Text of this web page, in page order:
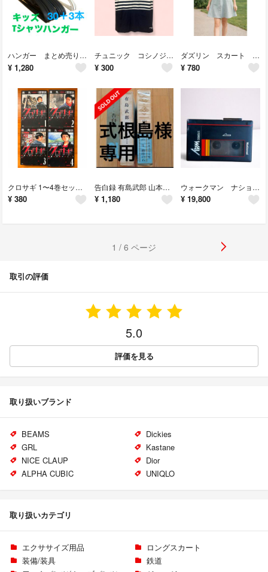
ハンガー まとめ売り キッズ レディース子供用 襟が伸びない 30本+3本おまけ
¥ 1,280
チュニック コシノジュンコ 半袖ワンピース チュニック エプロン L
¥ 300
ダズリン スカート キュロット 水色
¥ 780
クロサギ 1〜4巻セット 漫画 コミック
¥ 380
告白録 有島武郎 山本有三 式根島様専用ルソー 日本文学全集 河出書房
¥ 1,180
ウォークマン ナショナル ステレオウェイ National
¥ 19,800
1 / 6 ページ
取引の評価
5.0
評価を見る
取り扱いブランド
BEAMS
Dickies
GRL
Kastane
NICE CLAUP
Dior
ALPHA CUBIC
UNIQLO
取り扱いカテゴリ
エクササイズ用品
ロングスカート
装備/装具
鉄道